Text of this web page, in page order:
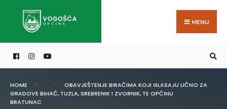
MENU
HOME
OBAVJEŠTENJE BIRAČIMA KOJI GLASAJU LIČNO ZA
GRADOVE BIHAĆ, TUZLA, SREBRENIK I ZVORNIK, TE OPĆINU
BRATUNAC
for: